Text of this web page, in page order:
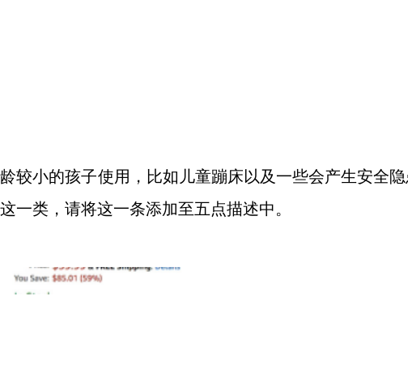
较小的孩子使用，比如儿童蹦床以及一些会产生安全
一类，请将这一条添加至五点描述中。